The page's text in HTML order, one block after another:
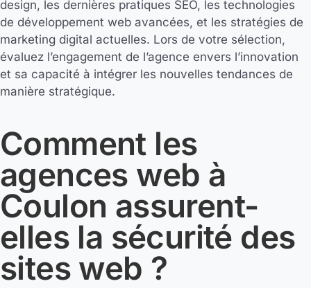
design, les dernières pratiques SEO, les technologies
de développement web avancées, et les stratégies de
marketing digital actuelles. Lors de votre sélection,
évaluez l’engagement de l’agence envers l’innovation
et sa capacité à intégrer les nouvelles tendances de
manière stratégique.
Comment les
agences web à
Coulon assurent-
elles la sécurité des
sites web ?